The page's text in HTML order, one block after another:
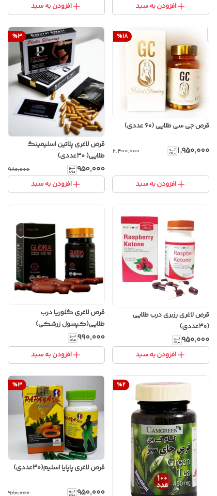
افزودن به سبد افزودن به سبد
%18
قرص جی سی طلایی (۶۰ عددی)
۱٬۹۵۰٬۰۰۰ ۲٬۴۰۰٬۰۰۰
افزودن به سبد
%3
قرص لاغری پلاتین اسلیمینگ
طلایی( ۳۰عددی)
۹۵۰٬۰۰۰ ۹۸۰٬۰۰۰
افزودن به سبد
قرص لاغری رزبری درب طلایی
(۳۰عددی)
۹۵۰٬۰۰۰
افزودن به سبد
قرص لاغری گلوریا درب
طلایی(کپسول زرشکی)
۹۹۰٬۰۰۰
افزودن به سبد
%2
%3
قرص لاغری پاپایا اسلیم(۳۰عددی)
۹۵۰٬۰۰۰ ۹۸۰٬۰۰۰